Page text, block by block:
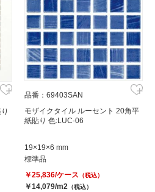
品番：69403SAN
モザイクタイル ルーセント 20角平
紙貼り 色:LUC-06
19×19×6 mm
標準品
￥25,836/ケース （税込）
￥14,079/m2 （税込）